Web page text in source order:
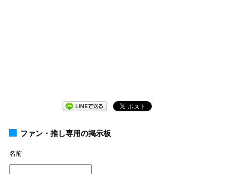
ファン・推し専用の掲示板
名前